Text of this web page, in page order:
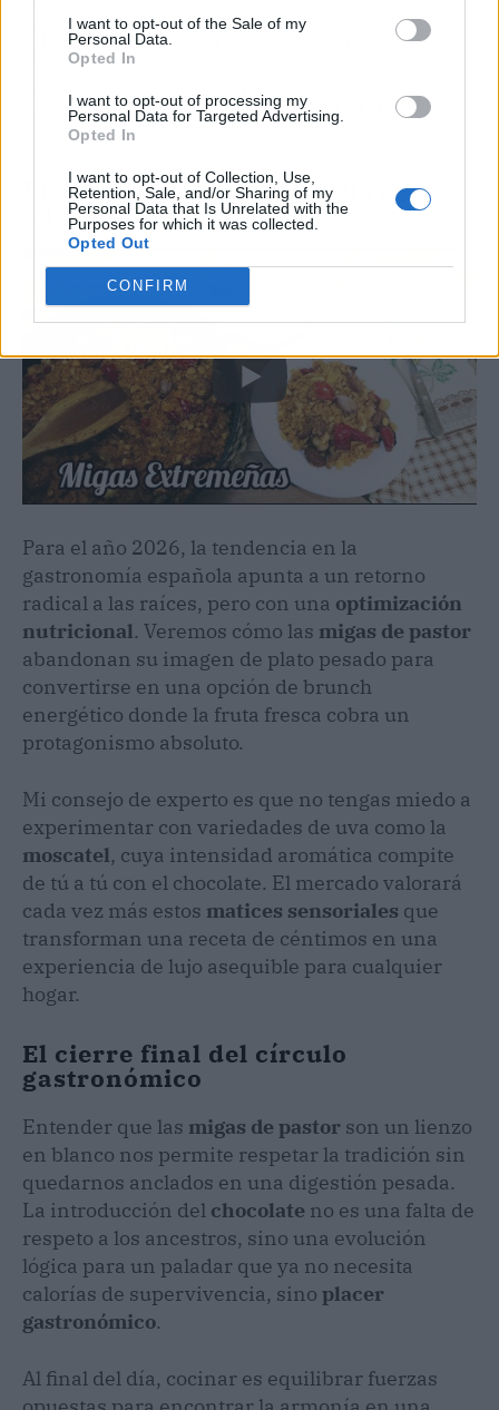
I want to opt-out of the Sale of my
Personal Data.
Opted In
I want to opt-out of processing my
Personal Data for Targeted Advertising.
Opted In
I want to opt-out of Collection, Use,
Retention, Sale, and/or Sharing of my
Personal Data that Is Unrelated with the
Purposes for which it was collected.
Opted Out
CONFIRM
Pan de
Hogaza
Almidón
Estructura
crujiente
Pimentón
Vera
Capsaicina
persistente
Previsión de mercado y el regreso
a lo auténtico
Para el año 2026, la tendencia en la
gastronomía española apunta a un retorno
radical a las raíces, pero con una optimización
nutricional. Veremos cómo las migas de pastor
abandonan su imagen de plato pesado para
convertirse en una opción de brunch
energético donde la fruta fresca cobra un
protagonismo absoluto.
Mi consejo de experto es que no tengas miedo a
experimentar con variedades de uva como la
moscatel, cuya intensidad aromática compite
de tú a tú con el chocolate. El mercado valorará
cada vez más estos matices sensoriales que
transforman una receta de céntimos en una
experiencia de lujo asequible para cualquier
hogar.
El cierre final del círculo
gastronómico
Entender que las migas de pastor son un lienzo
en blanco nos permite respetar la tradición sin
quedarnos anclados en una digestión pesada.
La introducción del chocolate no es una falta de
respeto a los ancestros, sino una evolución
lógica para un paladar que ya no necesita
calorías de supervivencia, sino placer
gastronómico.
Al final del día, cocinar es equilibrar fuerzas